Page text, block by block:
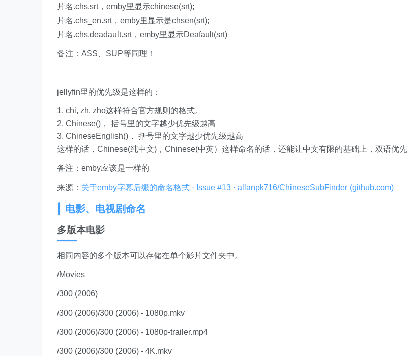
片名.chs.srt，emby里显示chinese(srt);
片名.chs_en.srt，emby里显示是chsen(srt);
片名.chs.deadault.srt，emby里显示Deafault(srt)
备注：ASS、SUP等同理！
jellyfin里的优先级是这样的：
chi, zh, zho这样符合官方规则的格式。
Chinese()， 括号里的文字越少优先级越高
ChineseEnglish()， 括号里的文字越少优先级越高
这样的话，Chinese(纯中文)，Chinese(中英）这样命名的话，还能让中文有限的基础上，双语优先
备注：emby应该是一样的
来源： 关于emby字幕后缀的命名格式 · Issue #13 · allanpk716/ChineseSubFinder (github.com)
电影、电视剧命名
多版本电影
相同内容的多个版本可以存储在单个影片文件夹中。
/Movies
/300 (2006)
/300 (2006)/300 (2006) - 1080p.mkv
/300 (2006)/300 (2006) - 1080p-trailer.mp4
/300 (2006)/300 (2006) - 4K.mkv